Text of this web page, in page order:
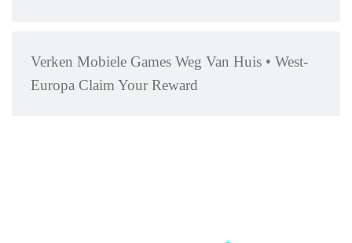
Verken Mobiele Games Weg Van Huis • West-
Europa Claim Your Reward